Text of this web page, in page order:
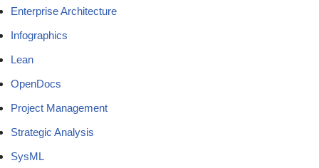
Enterprise Architecture
Infographics
Lean
OpenDocs
Project Management
Strategic Analysis
SysML